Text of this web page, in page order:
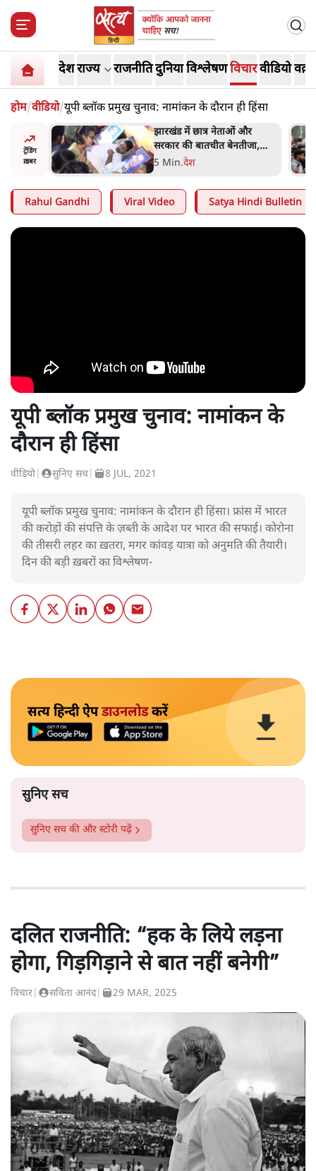
देशराज्य राजनीतिदुनियाविश्लेषणविचारवीडियो
होम/वीडियो/यूपी ब्लॉक प्रमुख चुनाव: नामांकन के दौरान ही हिंसा
ट्रेंडिंग
ख़बर
'Kya
चुनाव
झारखंड में छात्र नेताओं और
सरकार की बातचीत बेनतीजा,
आंदोलन जारी
5 Min.देश
Rahul Gandhi Viral Video Satya Hindi Bulletin
यूपी ब्लॉक प्रमुख चुनाव: नामांकन के
दौरान ही हिंसा
वीडियो सुनिए सच 8 JUL, 2021
यूपी ब्लॉक प्रमुख चुनाव: नामांकन के दौरान ही हिंसा। फ्रांस में भारत
की करोड़ों की संपत्ति के ज़ब्ती के आदेश पर भारत की सफाई। कोरोना
की तीसरी लहर का ख़तरा, मगर कांवड़ यात्रा को अनुमति की तैयारी।
दिन की बड़ी ख़बरों का विश्लेषण-
सत्य हिन्दी ऐपडाउनलोडकरें
सुनिए सच
सुनिए सच की और स्टोरी पढ़ें
दलित राजनीति: “हक के लिये लड़ना
होगा, गिड़गिड़ाने से बात नहीं बनेगी”
विचार सविता आनंद| 29 MAR, 2025